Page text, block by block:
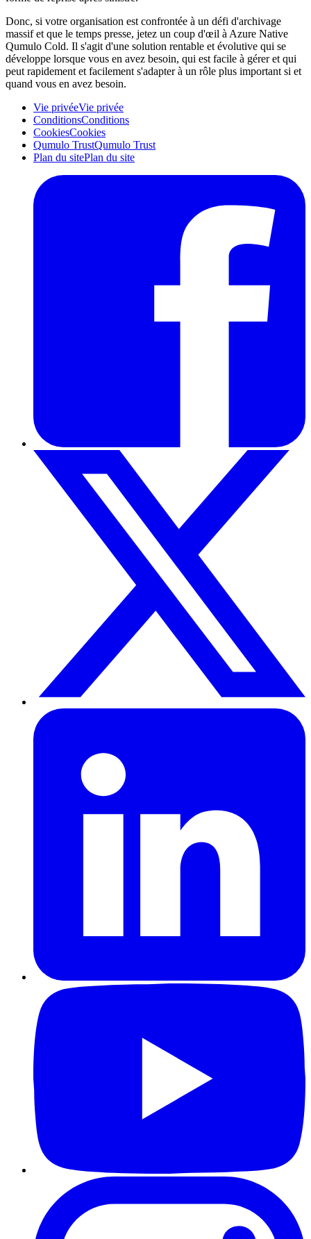
Donc, si votre organisation est confrontée à un défi d'archivage
massif et que le temps presse, jetez un coup d'œil à Azure Native
Qumulo Cold. Il s'agit d'une solution rentable et évolutive qui se
développe lorsque vous en avez besoin, qui est facile à gérer et qui
peut rapidement et facilement s'adapter à un rôle plus important si et
quand vous en avez besoin.
Vie privéeVie privée
ConditionsConditions
CookiesCookies
Qumulo TrustQumulo Trust
Plan du sitePlan du site